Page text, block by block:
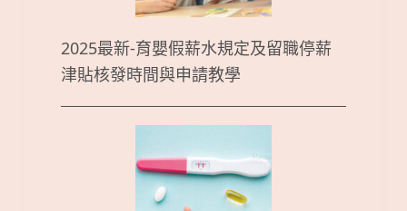
2025最新-育嬰假薪水規定及留職停薪
津貼核發時間與申請教學